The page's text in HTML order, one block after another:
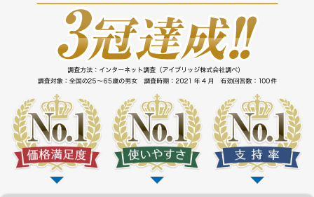
長形・洋形サイズ
長形3号
長形3号窓付き
洋長形3号
洋長形3号窓付き
長形1号
長形2号